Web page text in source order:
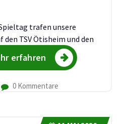
trafen unsere
den TSV Ötisheim und den
erfahren
0 Kommentare